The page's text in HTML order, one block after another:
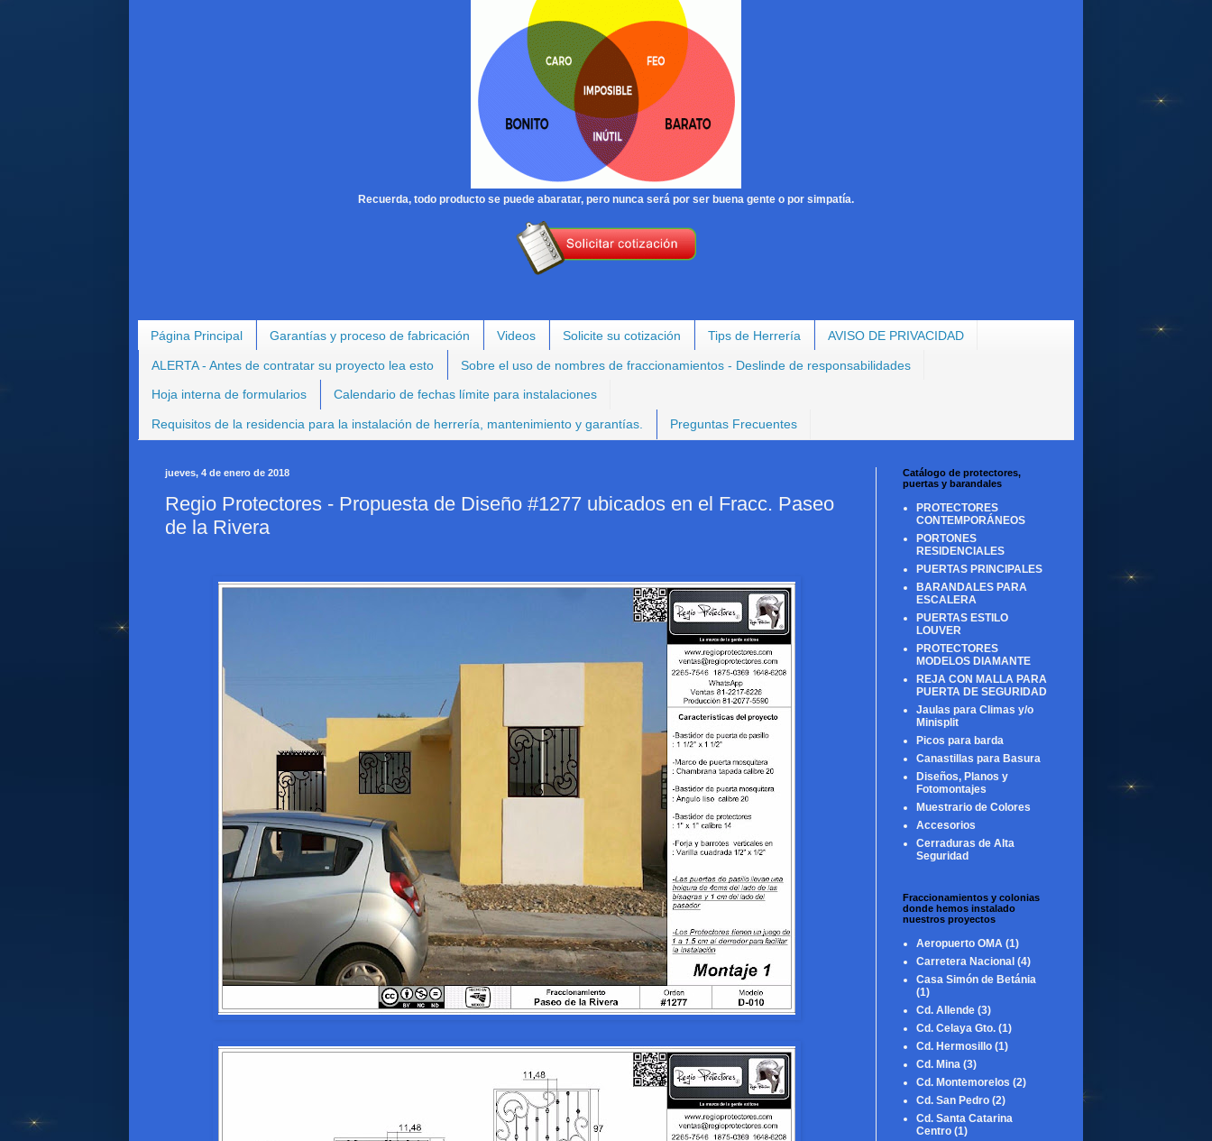
Recuerda, todo producto se puede abaratar, pero nunca será por ser buena gente o por simpatía.
Página Principal Garantías y proceso de fabricación Videos Solicite su cotización Tips de Herrería AVISO DE PRIVACIDAD
ALERTA - Antes de contratar su proyecto lea esto Sobre el uso de nombres de fraccionamientos - Deslinde de responsabilidades
Hoja interna de formularios Calendario de fechas límite para instalaciones
Requisitos de la residencia para la instalación de herrería, mantenimiento y garantías. Preguntas Frecuentes
jueves, 4 de enero de 2018
Regio Protectores - Propuesta de Diseño #1277 ubicados en el Fracc. Paseo
de la Rivera
Catálogo de protectores,
puertas y barandales
PROTECTORES
CONTEMPORÁNEOS
PORTONES
RESIDENCIALES
PUERTAS PRINCIPALES
BARANDALES PARA
ESCALERA
PUERTAS ESTILO
LOUVER
PROTECTORES
MODELOS DIAMANTE
REJA CON MALLA PARA
PUERTA DE SEGURIDAD
Jaulas para Climas y/o
Minisplit
Picos para barda
Canastillas para Basura
Diseños, Planos y
Fotomontajes
Muestrario de Colores
Accesorios
Cerraduras de Alta
Seguridad
Fraccionamientos y colonias
donde hemos instalado
nuestros proyectos
Aeropuerto OMA (1)
Carretera Nacional (4)
Casa Simón de Betánia
(1)
Cd. Allende (3)
Cd. Celaya Gto. (1)
Cd. Hermosillo (1)
Cd. Mina (3)
Cd. Montemorelos (2)
Cd. San Pedro (2)
Cd. Santa Catarina
Centro (1)